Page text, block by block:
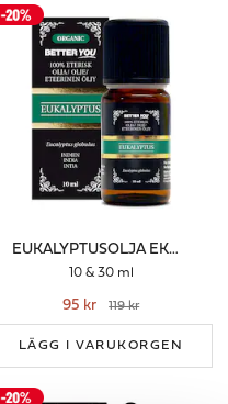
EUKALYPTUSOLJA EKO ETERISK
10 & 30 ml
95 kr 119 kr
LÄGG I VARUKORGEN